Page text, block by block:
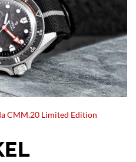
CMM.20 Limited Edition